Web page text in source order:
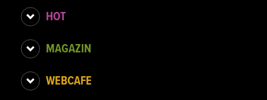
HOT
MAGAZIN
WEBCAFE